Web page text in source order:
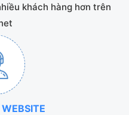
khách hàng hơn trên